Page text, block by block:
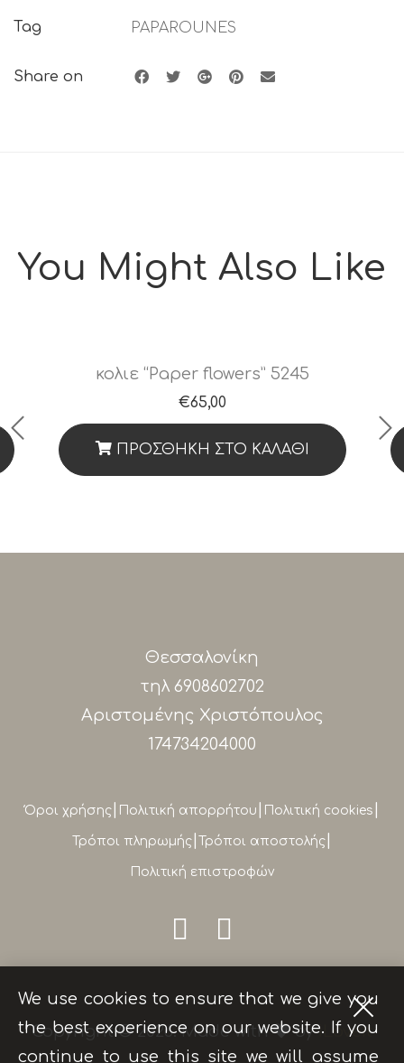
Tag PAPAROUNES
Share on
You Might Also Like
κολιε “Paper flowers” 5245
€65,00
ΠΡΟΣΘΉΚΗ ΣΤΟ ΚΑΛΆΘΙ
Θεσσαλονίκη
τηλ 6908602702
Αριστομένης Χριστόπουλος
174734204000
Όροι χρήσης Πολιτική απορρήτου Πολιτική cookies
Τρόποι πληρωμής Τρόποι αποστολής
Πολιτική επιστροφών
Copyright © 2026. Made with byiLoveIt
We use cookies to ensure that we give you
the best experience on our website. If you
continue to use this site we will assume